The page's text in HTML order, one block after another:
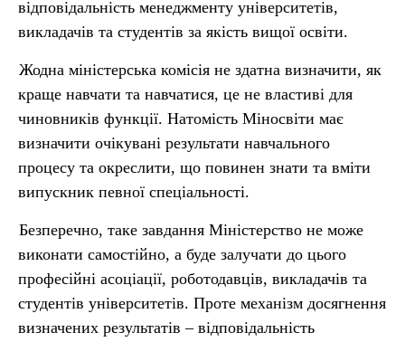
відповідальність менеджменту університетів,
викладачів та студентів за якість вищої освіти.
Жодна міністерська комісія не здатна визначити, як
краще навчати та навчатися, це не властиві для
чиновників функції. Натомість Міносвіти має
визначити очікувані результати навчального
процесу та окреслити, що повинен знати та вміти
випускник певної спеціальності.
Безперечно, таке завдання Міністерство не може
виконати самостійно, а буде залучати до цього
професійні асоціації, роботодавців, викладачів та
студентів університетів. Проте механізм досягнення
визначених результатів – відповідальність